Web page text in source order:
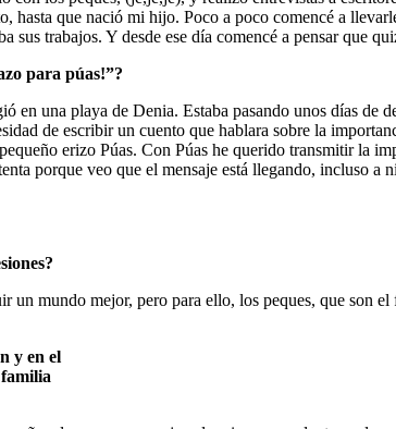
hasta que nació mi hijo. Poco a poco comencé a
trabajos. Y desde ese día comencé a pensar que
para púas!”?
en una playa de Denia. Estaba pasando unos días
de escribir un cuento que hablara sobre la
erizo Púas. Con Púas he querido transmitir la
porque veo que el mensaje está llegando, incluso
un mundo mejor, pero para ello, los peques, que son
y en el